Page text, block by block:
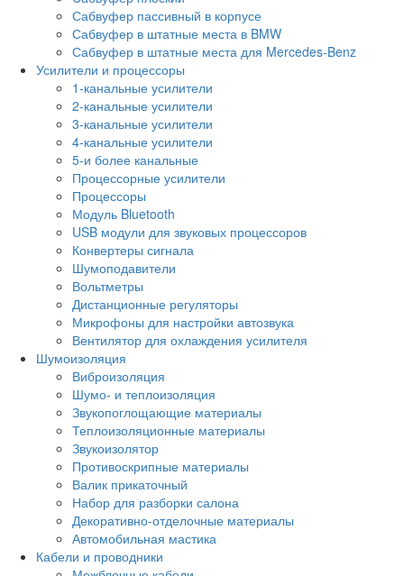
Сабвуфер пассивный в корпусе
Сабвуфер в штатные места в BMW
Сабвуфер в штатные места для Mercedes-Benz
Усилители и процессоры
1-канальные усилители
2-канальные усилители
3-канальные усилители
4-канальные усилители
5-и более канальные
Процессорные усилители
Процессоры
Модуль Bluetooth
USB модули для звуковых процессоров
Конвертеры сигнала
Шумоподавители
Вольтметры
Дистанционные регуляторы
Микрофоны для настройки автозвука
Вентилятор для охлаждения усилителя
Шумоизоляция
Виброизоляция
Шумо- и теплоизоляция
Звукопоглощающие материалы
Теплоизоляционные материалы
Звукоизолятор
Противоскрипные материалы
Валик прикаточный
Набор для разборки салона
Декоративно-отделочные материалы
Автомобильная мастика
Кабели и проводники